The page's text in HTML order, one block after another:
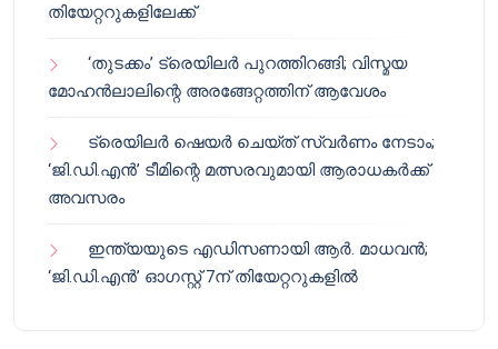
തിയേറ്ററുകളിലേക്ക്
‘തുടക്കം’ ട്രെയിലർ പുറത്തിറങ്ങി; വിസ്മയ
മോഹൻലാലിന്റെ അരങ്ങേറ്റത്തിന് ആവേശം
ട്രെയിലർ ഷെയർ ചെയ്‌ത് സ്വർണം നേടാം;
‘ജി.ഡി.എൻ’ ടീമിന്റെ മത്സരവുമായി ആരാധകർക്ക്
അവസരം
ഇന്ത്യയുടെ എഡിസണായി ആർ. മാധവൻ;
‘ജി.ഡി.എൻ’ ഓഗസ്റ്റ് 7ന് തിയേറ്ററുകളിൽ